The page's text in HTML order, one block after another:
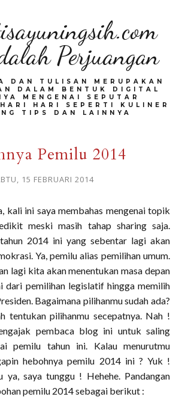
Perjuangan
DAN TULISAN MERUPAKAN
DALAM BENTUK DIGITAL
MENGENAI SEPUTAR
HARI SEPERTI KULINER
TIPS DAN LAINNYA
Pemilu 2014
15 FEBRUARI 2014
kali ini saya membahas mengenai topik
meski masih tahap sharing saja.
2014 ini yang sebentar lagi akan
Ya, pemilu alias pemilihan umum.
lagi kita akan menentukan masa depan
dari pemilihan legislatif hingga memilih
Bagaimana pilihanmu sudah ada?
tentukan pilihanmu secepatnya. Nah !
pembaca blog ini untuk saling
pemilu tahun ini. Kalau menurutmu
hebohnya pemilu 2014 ini ? Yuk !
ya, saya tunggu ! Hehehe. Pandangan
pemilu 2014 sebagai berikut :